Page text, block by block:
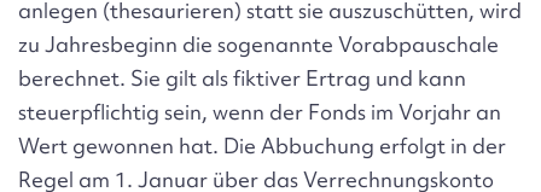
anlegen (thesaurieren) statt sie auszuschütten, wird
zu Jahresbeginn die sogenannte Vorabpauschale
berechnet. Sie gilt als fiktiver Ertrag und kann
steuerpflichtig sein, wenn der Fonds im Vorjahr an
Wert gewonnen hat. Die Abbuchung erfolgt in der
Regel am 1. Januar über das Verrechnungskonto